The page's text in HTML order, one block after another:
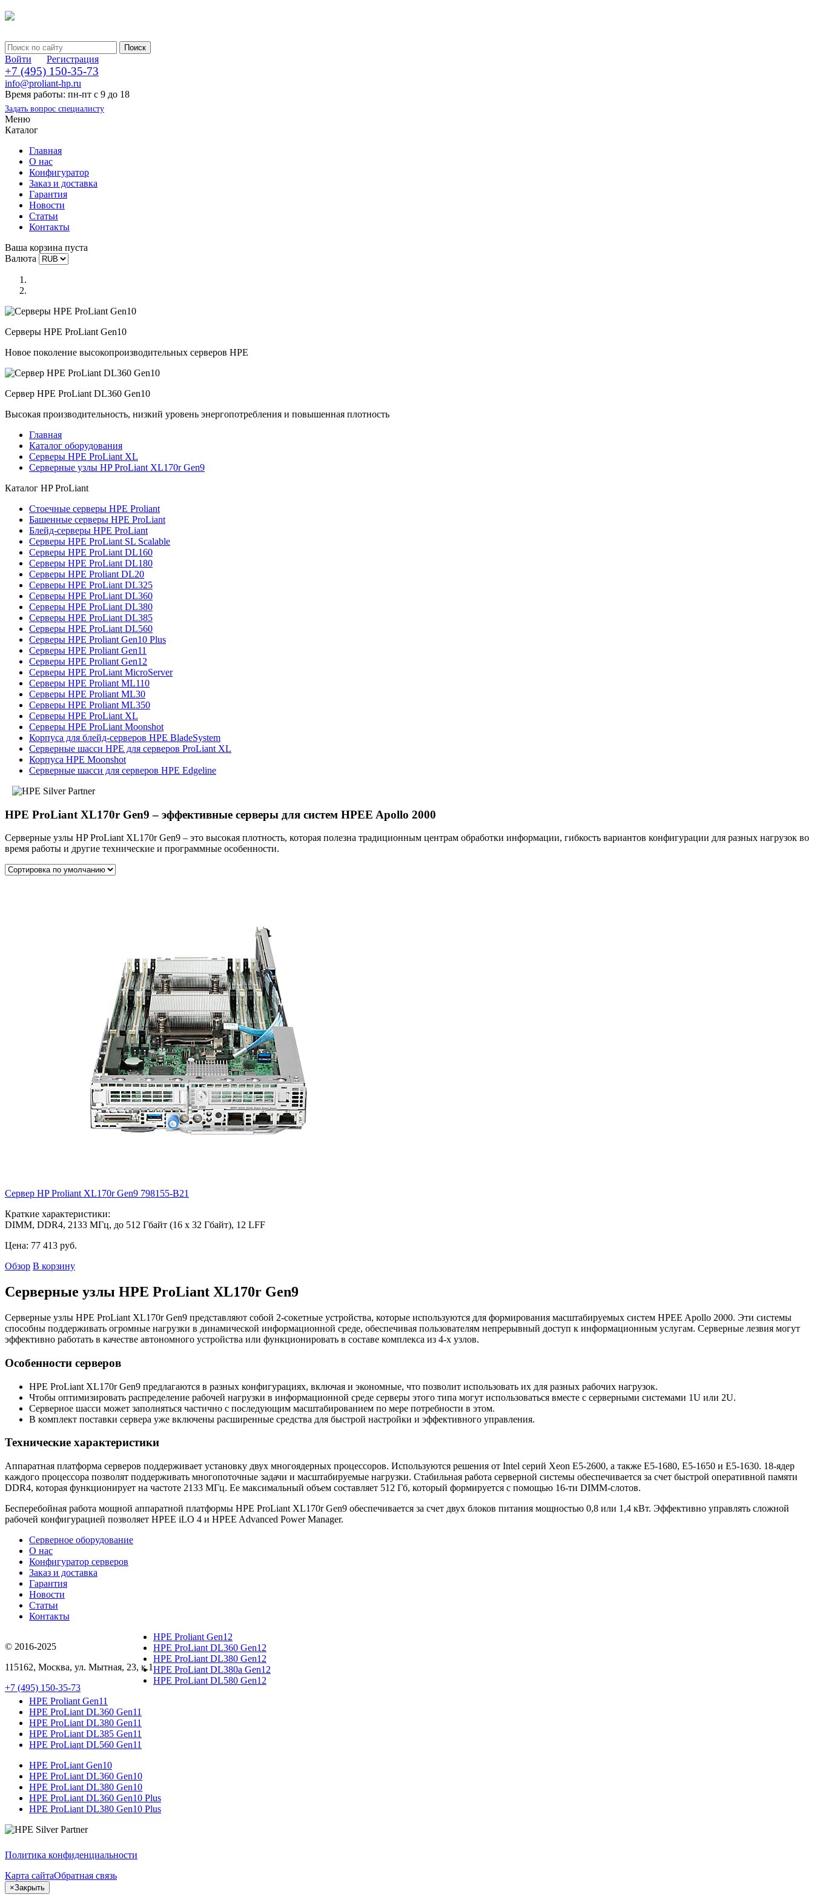
Войти Регистрация
+7 (495) 150-35-73
info@proliant-hp.ru
Время работы: пн-пт с 9 до 18
Задать вопрос специалисту
Меню
Каталог
Главная
О нас
Конфигуратор
Заказ и доставка
Гарантия
Новости
Статьи
Контакты
Ваша корзина пуста
Валюта
Серверы HPE ProLiant Gen10
Новое поколение высокопроизводительных серверов HPE
Сервер HPE ProLiant DL360 Gen10
Высокая производительность, низкий уровень энергопотребления и повышенная плотность
Главная
Каталог оборудования
Серверы HPE ProLiant XL
Серверные узлы HP ProLiant XL170r Gen9
Каталог HP ProLiant
Стоечные серверы HPE Proliant
Башенные серверы HPE ProLiant
Блейд-серверы HPE ProLiant
Серверы HPE ProLiant SL Scalable
Серверы HPE ProLiant DL160
Серверы HPE ProLiant DL180
Серверы HPE Proliant DL20
Серверы HPE ProLiant DL325
Серверы HPE ProLiant DL360
Серверы HPE ProLiant DL380
Серверы HPE ProLiant DL385
Серверы HPE ProLiant DL560
Серверы HPE Proliant Gen10 Plus
Серверы HPE Proliant Gen11
Серверы HPE Proliant Gen12
Серверы HPE ProLiant MicroServer
Серверы HPE Proliant ML110
Серверы HPE Proliant ML30
Серверы HPE Proliant ML350
Серверы HPE ProLiant XL
Серверы HPE ProLiant Moonshot
Корпуса для блейд-серверов HPE BladeSystem
Серверные шасси HPE для серверов ProLiant XL
Корпуса HPE Moonshot
Серверные шасси для серверов HPE Edgeline
HPE ProLiant XL170r Gen9 – эффективные серверы для систем HPEE Apollo 2000
Серверные узлы HP ProLiant XL170r Gen9 – это высокая плотность, которая полезна традиционным центрам обработки информации, гибкость вариантов конфигурации для разных нагрузок во
время работы и другие технические и программные особенности.
Сервер HP Proliant XL170r Gen9 798155-B21
Краткие характеристики:
DIMM, DDR4, 2133 МГц, до 512 Гбайт (16 x 32 Гбайт), 12 LFF
Цена: 77 413 руб.
Обзор В корзину
Серверные узлы HPE ProLiant XL170r Gen9
Серверные узлы HPE ProLiant XL170r Gen9 представляют собой 2-сокетные устройства, которые используются для формирования масштабируемых систем HPEE Apollo 2000. Эти системы
способны поддерживать огромные нагрузки в динамической информационной среде, обеспечивая пользователям непрерывный доступ к информационным услугам. Серверные лезвия могут
эффективно работать в качестве автономного устройства или функционировать в составе комплекса из 4-х узлов.
Особенности серверов
HPE ProLiant XL170r Gen9 предлагаются в разных конфигурациях, включая и экономные, что позволит использовать их для разных рабочих нагрузок.
Чтобы оптимизировать распределение рабочей нагрузки в информационной среде серверы этого типа могут использоваться вместе с серверными системами 1U или 2U.
Серверное шасси может заполняться частично с последующим масштабированием по мере потребности в этом.
В комплект поставки сервера уже включены расширенные средства для быстрой настройки и эффективного управления.
Технические характеристики
Аппаратная платформа серверов поддерживает установку двух многоядерных процессоров. Используются решения от Intel серий Xeon E5-2600, а также E5-1680, E5-1650 и E5-1630. 18-ядер
каждого процессора позволят поддерживать многопоточные задачи и масштабируемые нагрузки. Стабильная работа серверной системы обеспечивается за счет быстрой оперативной памяти
DDR4, которая функционирует на частоте 2133 МГц. Ее максимальный объем составляет 512 Гб, который формируется с помощью 16-ти DIMM-слотов.
Бесперебойная работа мощной аппаратной платформы HPE ProLiant XL170r Gen9 обеспечивается за счет двух блоков питания мощностью 0,8 или 1,4 кВт. Эффективно управлять сложной
рабочей конфигурацией позволяет HPEE iLO 4 и HPEE Advanced Power Manager.
Серверное оборудование
О нас
Конфигуратор серверов
Заказ и доставка
Гарантия
Новости
Статьи
Контакты
© 2016-2025
115162, Москва, ул. Мытная, 23, к.1
+7 (495) 150-35-73
HPE Proliant Gen12
HPE ProLiant DL360 Gen12
HPE ProLiant DL380 Gen12
HPE ProLiant DL380a Gen12
HPE ProLiant DL580 Gen12
HPE Proliant Gen11
HPE ProLiant DL360 Gen11
HPE ProLiant DL380 Gen11
HPE ProLiant DL385 Gen11
HPE ProLiant DL560 Gen11
HPE ProLiant Gen10
HPE ProLiant DL360 Gen10
HPE ProLiant DL380 Gen10
HPE ProLiant DL360 Gen10 Plus
HPE ProLiant DL380 Gen10 Plus
Политика конфиденциальности
Карта сайтаОбратная связь
×Закрыть